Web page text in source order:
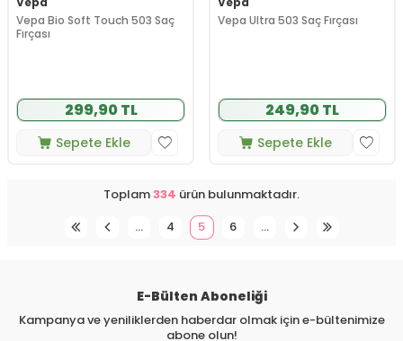
Vepa Bio Soft Touch 503 Saç
Fırçası
299,90 TL
Sepete Ekle
Vepa Ultra 503 Saç Fırçası
249,90 TL
Sepete Ekle
Toplam334 ürün bulunmaktadır.
…
4 5 6 …
E-Bülten Aboneliği
Kampanya ve yeniliklerden haberdar olmak için e-bültenimize
abone olun!